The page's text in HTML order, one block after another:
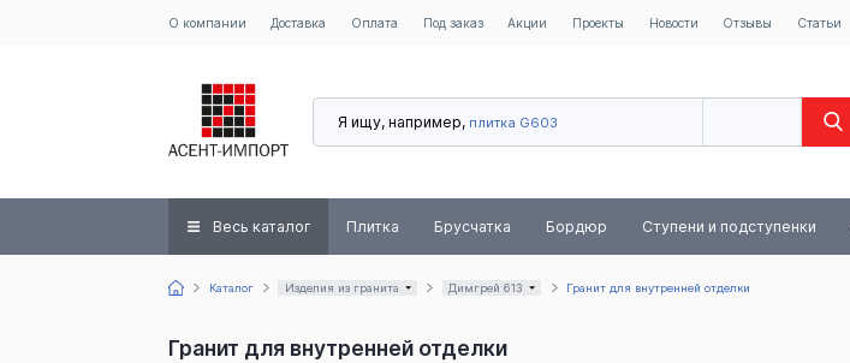
О компании Доставка Оплата Под заказ Акции Проекты Новости Отзывы Статьи
Я ищу, например, плитка G603
Весь каталог Плитка Брусчатка Бордюр Ступени и подступенки
Каталог Изделия из гранита Димгрей 613 Гранит для внутренней отделки
Гранит для внутренней отделки